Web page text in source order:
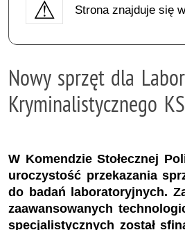
Strona znajduje się
Nowy sprzęt dla
Kryminalistycznego
W Komendzie Stołecznej
uroczystość przekazania
do badań laboratoryjnych.
zaawansowanych
specjalistycznych został